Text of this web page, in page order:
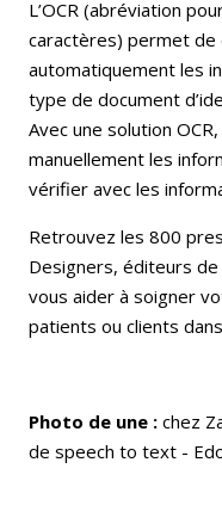
L’OCR (abréviation
caractères) permet de
automatiquement les
type de document
Avec une solution
manuellement les
vérifier avec les
Retrouvez les 800
Designers, éditeurs
vous aider à soigner
patients ou clients dans
Photo de une : chez
de speech to text -